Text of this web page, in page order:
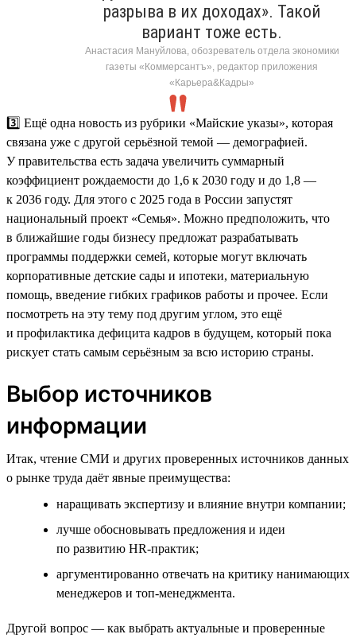
разрыва в их доходах». Такой
вариант тоже есть.
Анастасия Мануйлова, обозреватель отдела экономики
газеты «Коммерсантъ», редактор приложения
«Карьера&Кадры»
3️⃣ Ещё одна новость из рубрики «Майские указы», которая
связана уже с другой серьёзной темой — демографией.
У правительства есть задача увеличить суммарный
коэффициент рождаемости до 1,6 к 2030 году и до 1,8 —
к 2036 году. Для этого с 2025 года в России запустят
национальный проект «Семья». Можно предположить, что
в ближайшие годы бизнесу предложат разрабатывать
программы поддержки семей, которые могут включать
корпоративные детские сады и ипотеки, материальную
помощь, введение гибких графиков работы и прочее. Если
посмотреть на эту тему под другим углом, это ещё
и профилактика дефицита кадров в будущем, который пока
рискует стать самым серьёзным за всю историю страны.
Выбор источников
информации
Итак, чтение СМИ и других проверенных источников данных
о рынке труда даёт явные преимущества:
наращивать экспертизу и влияние внутри компании;
лучше обосновывать предложения и идеи
по развитию HR-практик;
аргументированно отвечать на критику нанимающих
менеджеров и топ-менеджмента.
Другой вопрос — как выбрать актуальные и проверенные